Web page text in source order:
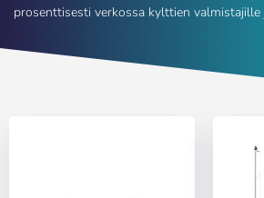
prosenttisesti verkossa kylttien valmistajille